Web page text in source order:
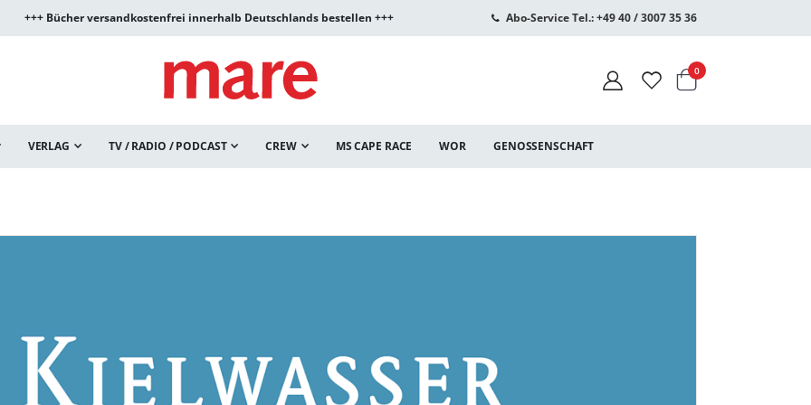
+++ Bücher versandkostenfrei innerhalb Deutschlands bestellen +++ Abo-Service Tel.: +49 40 / 3007 35 36
Warenkorb
0Artikel
VERLAG TV / RADIO / PODCAST CREW MS CAPE RACE WOR GENOSSENSCHAFT